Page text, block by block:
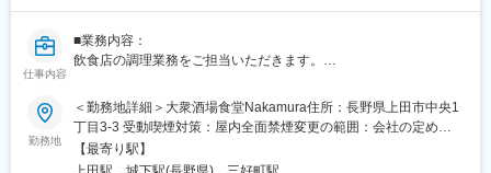
・SNS運用（キャンペーン企画や新たな運用方針の検討など）
・オペレーションの改善、効率化
・採用管理など
■店舗情報：
◇もんじゃ焼き「竹りん」
・営業時間…12時～23時（ランチカフェタイム12:00~15:00、居
酒屋タイム・15:00~23:00）
仕事内容
■業務内容：
飲食店の調理業務をご担当いただきます。
■具体的な業務内容：
・飲食店での調理業務（食材の仕込み、調理、盛り付け、洗浄な
ど、厨房内業務全般）
勤務地
＜勤務地詳細＞大衆酒場食堂Nakamura住所：長野県上田市中央1
丁目3-3 受動喫煙対策：屋内全面禁煙変更の範囲：会社の定める
事業所
【最寄り駅】